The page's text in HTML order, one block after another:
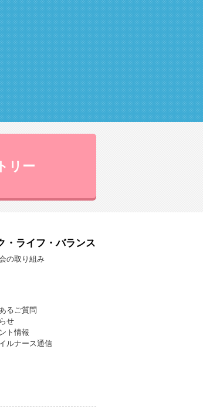
リー
・ライフ・バランス
の取り組み
るご質問
せ
ト情報
ルナース通信